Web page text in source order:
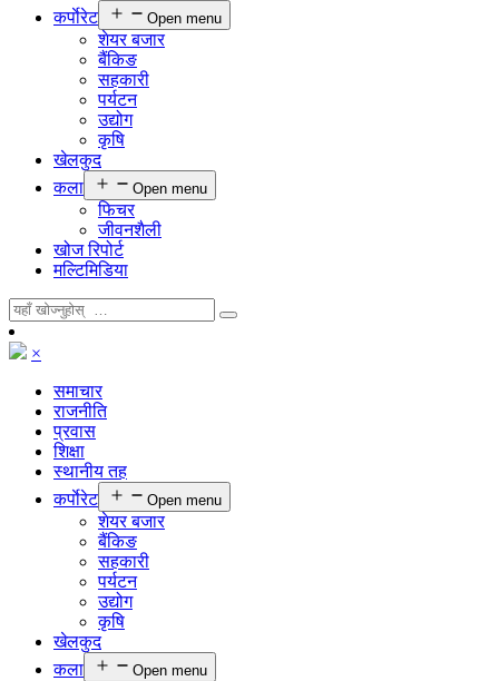
कर्पाेरेट
Open menu
शेयर बजार
बैंकिङ
सहकारी
पर्यटन
उद्योग
कृषि
खेलकुद
कला
Open menu
फिचर
जीवनशैली
खोज रिपोर्ट
मल्टिमिडिया
×
समाचार
राजनीति
प्रवास
शिक्षा
स्थानीय तह
कर्पाेरेट
Open menu
शेयर बजार
बैंकिङ
सहकारी
पर्यटन
उद्योग
कृषि
खेलकुद
कला
Open menu